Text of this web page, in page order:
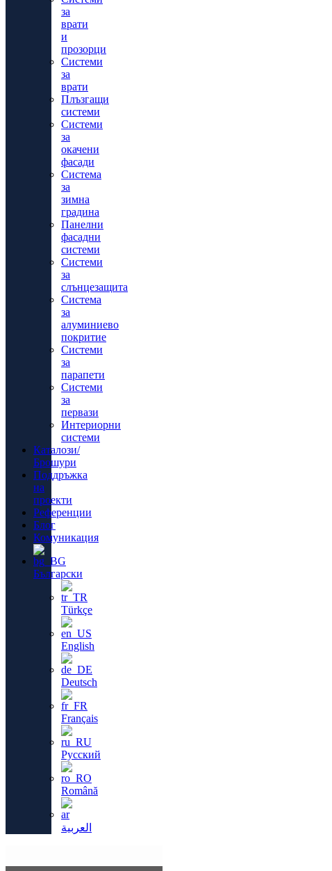
за
врати
и
прозорци
Системи
за
врати
Плъзгащи
системи
Системи
за
окачени
фасади
Система
за
зимна
градина
Панелни
фасадни
системи
Системи
за
слънцезащита
Система
за
алуминиево
покритие
Системи
за
парапети
Системи
за
первази
Интериорни
системи
Каталози/
Брошури
Поддръжка
на
проекти
Референции
Блог
Комуникация
Български
Türkçe
English
Deutsch
Français
Русский
Română
العربية